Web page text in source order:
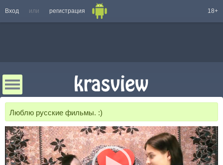
Вход или регистрация 18+
Люблю русские фильмы. :)